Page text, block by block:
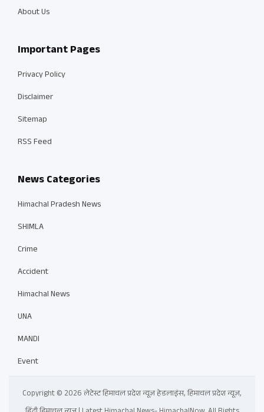
About Us
Important Pages
Privacy Policy
Disclaimer
Sitemap
RSS Feed
News Categories
Himachal Pradesh News
SHIMLA
Crime
Accident
Himachal News
UNA
MANDI
Event
Copyright © 2026 लेटेस्ट हिमाचल प्रदेश न्यूज़ हेडलाइंस, हिमाचल प्रदेश न्यूज़,